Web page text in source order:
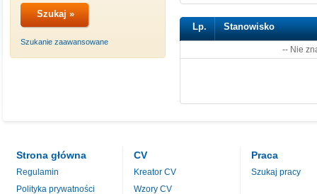
Szukanie zaawansowane
Lp. Stanowisko
-- Nie
Strona główna
Regulamin
Polityka prywatności
CV
Kreator CV
Wzory CV
Praca
Szukaj pracy